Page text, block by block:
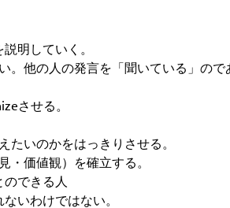
明していく。
。他の人の発言を「聞いている」の
させる。
たいのかをはっきりさせる。
・価値観）を確立する。
できる人
いわけではない。